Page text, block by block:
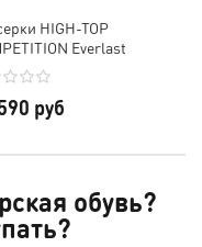
HIGH-TOP
Everlast
руб
обувь?